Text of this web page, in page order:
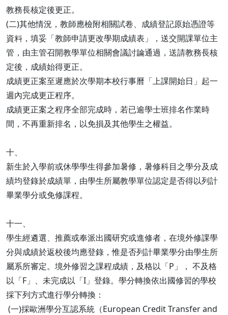
教務長核定後更正。
(二)其他情況，教師應檢附相關試卷、成績登記原始憑證等
資料，填妥「教師申請更改學期成績表」，送交開課單位主
管，由主管召開教學單位相關會議討論通過，送請教務長核
定後，成績始得更正。
成績更正案至遲應於次學期本校行事曆「上課開始日」起一
週內完成更正程序。
成績更正案之程序全部完成時，若已逾學士班排名作業時
間，不再重新排名，以免損及其他學生之權益。
十、
新生於入學前或休學學生得參加暑修，暑修科目之學分及成
績均登錄於成績單，由學生所屬教學單位認定是否得以列計
畢業學分或免修課程。
十一、
學生經遴選、推薦或奉派出國研究或進修者，在境外修課學
分與成績於返校後均應登錄，惟是否列計畢業學分由學生所
屬系所審定。境外修習之課程成績，及格以「P」， 不及格
以「F」、未完成以「I」登錄。學分轉換依出國修習的學校
採下列方式進行學分轉換：
(一)採歐洲學分互認系統（European Credit Transfer and